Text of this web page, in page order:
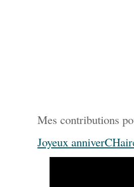
Mes contributions
Joyeux